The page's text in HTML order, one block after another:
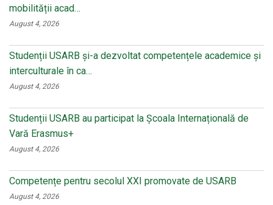
mobilității acad…
August 4, 2026
Studenții USARB și-a dezvoltat competențele academice și
interculturale în ca…
August 4, 2026
Studenții USARB au participat la Școala Internațională de
Vară Erasmus+
August 4, 2026
Competențe pentru secolul XXI promovate de USARB
August 4, 2026